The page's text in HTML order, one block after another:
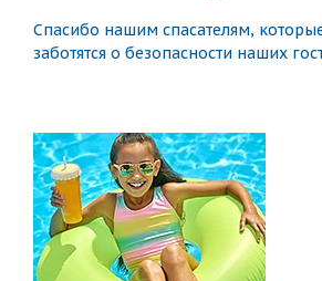
Спасибо нашим спасателям,
заботятся о безопасности наших